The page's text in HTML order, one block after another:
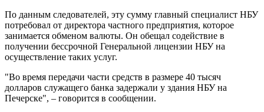
По данным следователей, эту сумму главный специалист НБУ
потребовал от директора частного предприятия, которое
занимается обменом валюты. Он обещал содействие в
получении бессрочной Генеральной лицензии НБУ на
осуществление таких услуг.
"Во время передачи части средств в размере 40 тысяч
долларов служащего банка задержали у здания НБУ на
Печерске", – говорится в сообщении.